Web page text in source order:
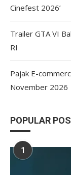
Cinefest 2026’
Trailer GTA VI
RI
Pajak E-
November 2026
POPULAR
1